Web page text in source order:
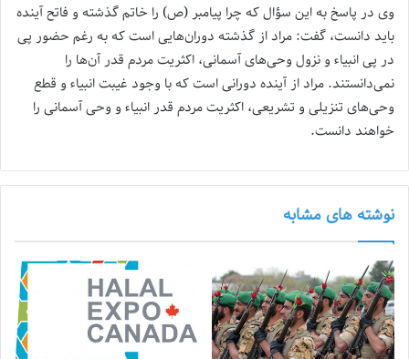
وی در پاسخ به این سؤال که چرا پیامبر (ص) را خاتم گذشته و فاتح آینده
باید دانست، گفت: مراد از گذشته دوران‌هایی است که به رغم حضور پی
در پی انبیاء و نزول وحی‌های آسمانی، اکثریت مردم قدر آن‌ها را
نمی‌دانستند. مراد از آینده دورانی است که با وجود غیبت انبیاء و قطع
وحی‌های تنزیلی و تشریعی، اکثریت مردم قدر انبیاء و وحی آسمانی را
خواهند دانست.
نوشته های مشابه